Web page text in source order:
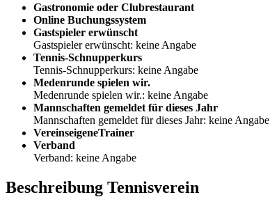
Gastronomie oder Clubrestaurant
Online Buchungssystem
Gastspieler erwünscht
Gastspieler erwünscht: keine Angabe
Tennis-Schnupperkurs
Tennis-Schnupperkurs: keine Angabe
Medenrunde spielen wir.
Medenrunde spielen wir.: keine Angabe
Mannschaften gemeldet für dieses Jahr
Mannschaften gemeldet für dieses Jahr: keine Angabe
VereinseigeneTrainer
Verband
Verband: keine Angabe
Beschreibung Tennisverein